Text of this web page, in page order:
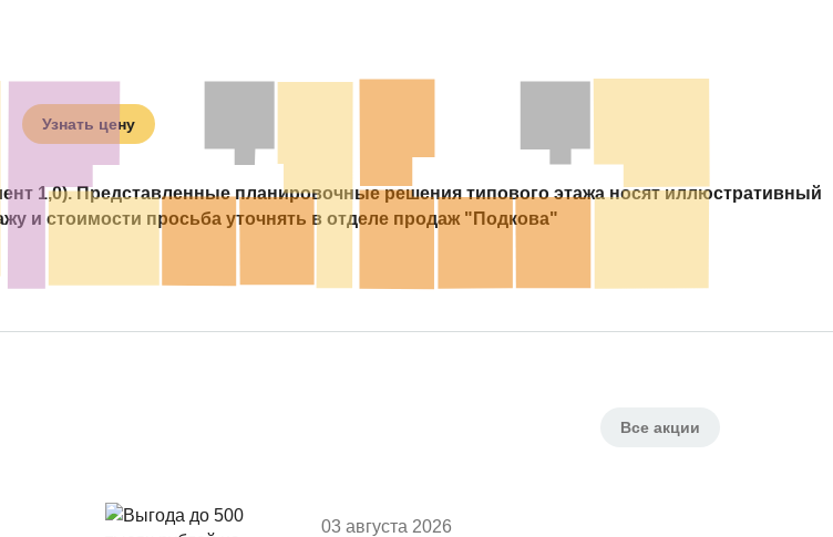
Узнать цену
1,0). Представленные планировочные решения типового этажа носят иллюстративный
и стоимости просьба уточнять в отделе продаж "Подкова"
Все акции
03 августа 2026